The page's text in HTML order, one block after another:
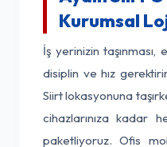
Kurumsal
İş yerinizin taşınması,
disiplin ve hız
Siirt lokasyonuna
cihazlarınıza kadar
paketliyoruz. Ofis